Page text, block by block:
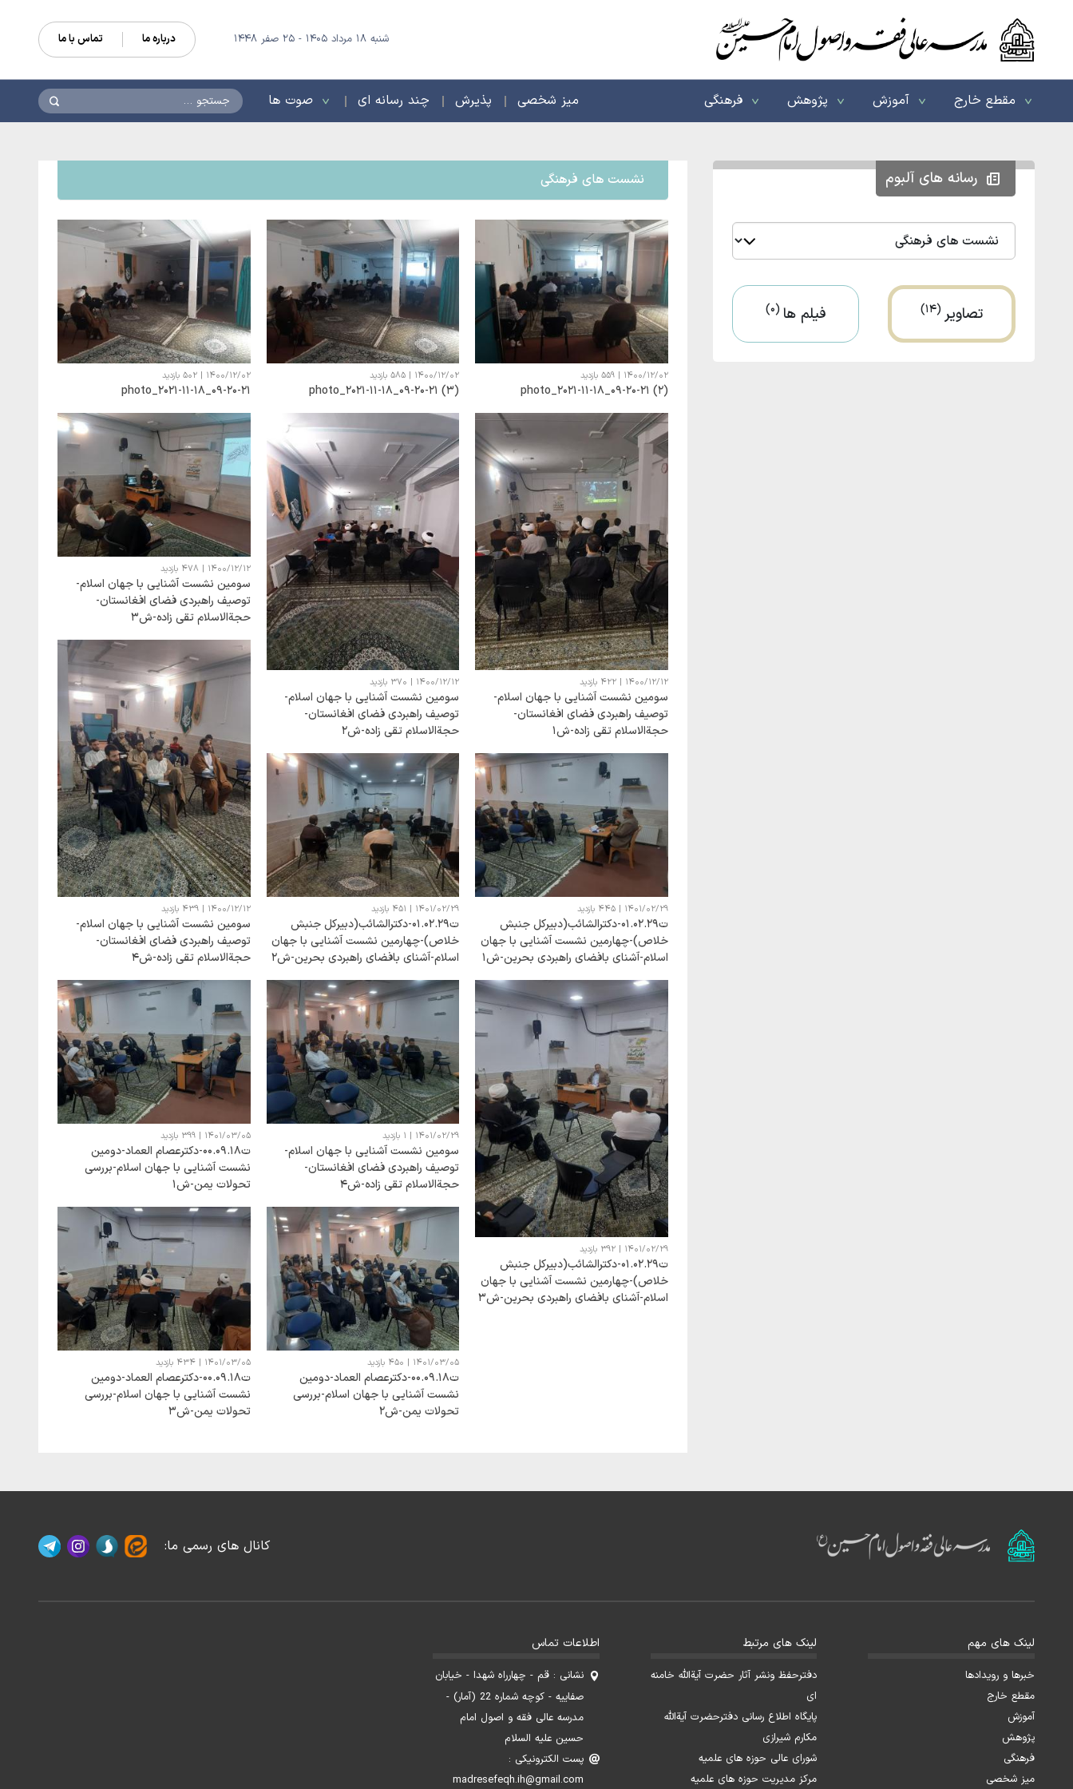
شنبه 18 مرداد 1405 - 25 صفر 1448 درباره ما تماس با ما
مقطع خارج آموزش پژوهش فرهنگی میز شخصی پذیرش چند رسانه ای صوت ها جستجو
رسانه های آلبوم
تصاویر (14) فیلم ها (0)
نشست های فرهنگی
1400/12/02
|559 بازدید
photo_۲۰۲۱-۱۱-۱۸_۰۹-۲۰-۲۱ (2)
1400/12/02
| 585 بازدید
photo_۲۰۲۱-۱۱-۱۸_۰۹-۲۰-۲۱ (3)
1400/12/02
|502 بازدید
photo_۲۰۲۱-۱۱-۱۸_۰۹-۲۰-۲۱
1400/12/12
|422 بازدید
سومین نشست آشنایی با جهان اسلام-
توصیف راهبردی فضای افغانستان-
حجةالاسلام تقی زاده-ش1
1400/12/12
| 370 بازدید
سومین نشست آشنایی با جهان اسلام-
توصیف راهبردی فضای افغانستان-
حجةالاسلام تقی زاده-ش2
1400/12/12
| 478 بازدید
سومین نشست آشنایی با جهان اسلام-
توصیف راهبردی فضای افغانستان-
حجةالاسلام تقی زاده-ش3
1400/12/12
|439 بازدید
سومین نشست آشنایی با جهان اسلام-
توصیف راهبردی فضای افغانستان-
حجةالاسلام تقی زاده-ش4
1401/02/29
|445 بازدید
ت01.02.29-دکترالشائب(دبیرکل جنبش
خلاص)-چهارمین نشست آشنایی با جهان
اسلام-آشنای بافضای راهبردی بحرین-ش1
1401/02/29
| 451 بازدید
ت01.02.29-دکترالشائب(دبیرکل جنبش
خلاص)-چهارمین نشست آشنایی با جهان
اسلام-آشنای بافضای راهبردی بحرین-ش2
1401/02/29
|392 بازدید
ت01.02.29-دکترالشائب(دبیرکل جنبش
خلاص)-چهارمین نشست آشنایی با جهان
اسلام-آشنای بافضای راهبردی بحرین-ش3
1401/02/29
| 1 بازدید
سومین نشست آشنایی با جهان اسلام-
توصیف راهبردی فضای افغانستان-
حجةالاسلام تقی زاده-ش4
1401/03/05
|399 بازدید
ت00.09.18-دکترعصام العماد-دومین
نشست آشنایی با جهان اسلام-بررسی
تحولات یمن-ش1
1401/03/05
| 450 بازدید
ت00.09.18-دکترعصام العماد-دومین
نشست آشنایی با جهان اسلام-بررسی
تحولات یمن-ش2
1401/03/05
|434 بازدید
ت00.09.18-دکترعصام العماد-دومین
نشست آشنایی با جهان اسلام-بررسی
تحولات یمن-ش3
کانال های رسمی ما:
لینک های مهم
خبرها و رویدادها
مقطع خارج
آموزش
پژوهش
فرهنگی
میز شخصی
لینک های مرتبط
دفترحفظ ونشر آثار حضرت آیةالله خامنه
ای
پایگاه اطلاع رسانی دفترحضرت آیةالله
مکارم شیرازی
شورای عالی حوزه های علمیه
مرکز مدیریت حوزه های علمیه
اطلاعات تماس
نشانی : قم - چهارراه شهدا - خیابان
صفاییه - کوچه شماره 22 (آمار) -
مدرسه عالی فقه و اصول امام
حسین علیه السلام
پست الکترونیکی :
madresefeqh.ih@gmail.com